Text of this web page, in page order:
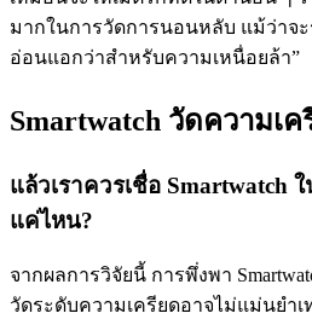
มากในการวัดการนอนหลับ แม้ว่าจ
อ่อนแอกว่าสำหรับความเหนื่อยล้า”
Smartwatch วัดความเ
แล้วเราควรเชื่อ Smartwatch
แค่ไหน?
จากผลการวิจัยนี้ การพึ่งพา
วัดระดับความเครียดอาจไม่แม่นยำ